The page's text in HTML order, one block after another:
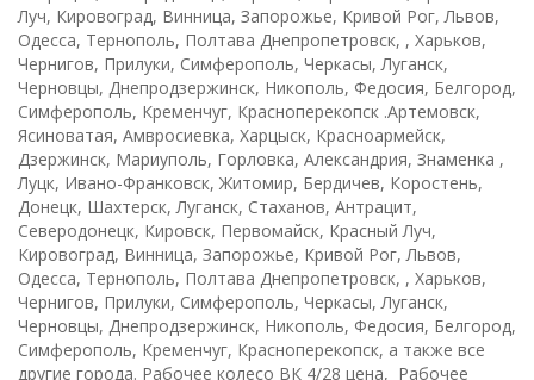
Луч, Кировоград, Винница, Запорожье, Кривой Рог, Львов,
Одесса, Тернополь, Полтава Днепропетровск, , Харьков,
Чернигов, Прилуки, Симферополь, Черкасы, Луганск,
Черновцы, Днепродзержинск, Никополь, Федосия, Белгород,
Симферополь, Кременчуг, Красноперекопск .Артемовск,
Ясиноватая, Амвросиевка, Харцыск, Красноармейск,
Дзержинск, Мариуполь, Горловка, Александрия, Знаменка ,
Луцк, Ивано-Франковск, Житомир, Бердичев, Коростень,
Донецк, Шахтерск, Луганск, Стаханов, Антрацит,
Северодонецк, Кировск, Первомайск, Красный Луч,
Кировоград, Винница, Запорожье, Кривой Рог, Львов,
Одесса, Тернополь, Полтава Днепропетровск, , Харьков,
Чернигов, Прилуки, Симферополь, Черкасы, Луганск,
Черновцы, Днепродзержинск, Никополь, Федосия, Белгород,
Симферополь, Кременчуг, Красноперекопск, а также все
другие города. Рабочее колесо ВК 4/28 цена, Рабочее